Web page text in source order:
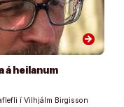
arrow_forward
á heilanum
í Vilhjálm Birgisson